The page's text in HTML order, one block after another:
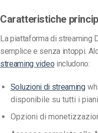
Caratteristiche
La piattaforma di streaming
semplice e senza intoppi.
streaming video includono:
Soluzioni di streaming
disponibile su tutti i
Opzioni di